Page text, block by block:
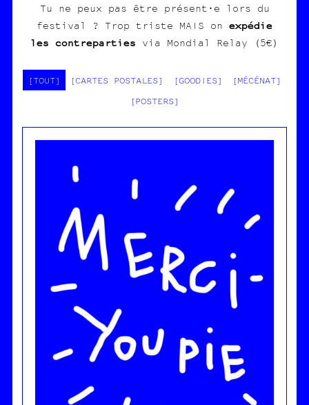
Tu ne peux pas être présent·e lors du
festival ? Trop triste MAIS on expédie
les contreparties via Mondial Relay (5€)
[TOUT] [CARTES POSTALES] [GOODIES]
[MÉCÉNAT]
[POSTERS]